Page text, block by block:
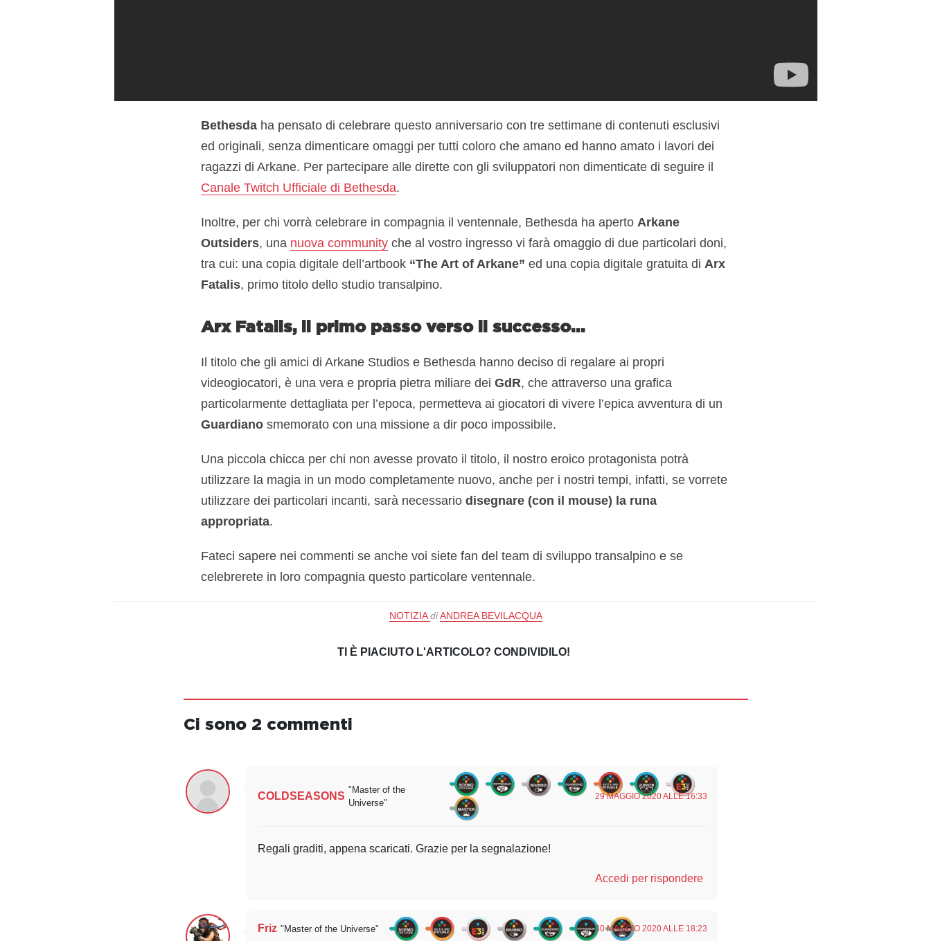
Bethesdaha pensato di celebrare questo anniversario con tre settimane di contenuti esclusivi
ed originali, senza dimenticare omaggi per tutti coloro che amano ed hanno amato i lavori dei
ragazzi di Arkane. Per partecipare alle dirette con gli sviluppatori non dimenticate di seguire il
Canale Twitch Ufficiale di Bethesda.
Inoltre, per chi vorrà celebrare in compagnia il ventennale, Bethesda ha aperto Arkane
Outsiders, una nuova communityche al vostro ingresso vi farà omaggio di due particolari doni,
tra cui: una copia digitale dell’artbook “The Art of Arkane” ed una copia digitale gratuita di Arx
Fatalis, primo titolo dello studio transalpino.
Arx Fatalis, il primo passo verso il successo…
Il titolo che gli amici di Arkane Studios e Bethesda hanno deciso di regalare ai propri
videogiocatori, è una vera e propria pietra miliare dei GdR, che attraverso una grafica
particolarmente dettagliata per l’epoca, permetteva ai giocatori di vivere l’epica avventura di un
Guardianosmemorato con una missione a dir poco impossibile.
Una piccola chicca per chi non avesse provato il titolo, il nostro eroico protagonista potrà
utilizzare la magia in un modo completamente nuovo, anche per i nostri tempi, infatti, se vorrete
utilizzare dei particolari incanti, sarà necessario disegnare (con il mouse) la runa
appropriata.
Fateci sapere nei commenti se anche voi siete fan del team di sviluppo transalpino e se
celebrerete in loro compagnia questo particolare ventennale.
NOTIZIA di ANDREA BEVILACQUA
TI È PIACIUTO L'ARTICOLO? CONDIVIDILO!
Ci sono 2 commenti
COLDSEASONS
"Master of the
Universe"
29 MAGGIO 2020 ALLE 16:33
Regali graditi, appena scaricati. Grazie per la segnalazione!
Accedi per rispondere
Friz "Master of the Universe" 30 MAGGIO 2020 ALLE 18:23